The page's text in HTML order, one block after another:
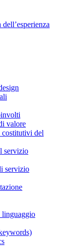
valore
costitutivi del
servizio
servizio
linguaggio